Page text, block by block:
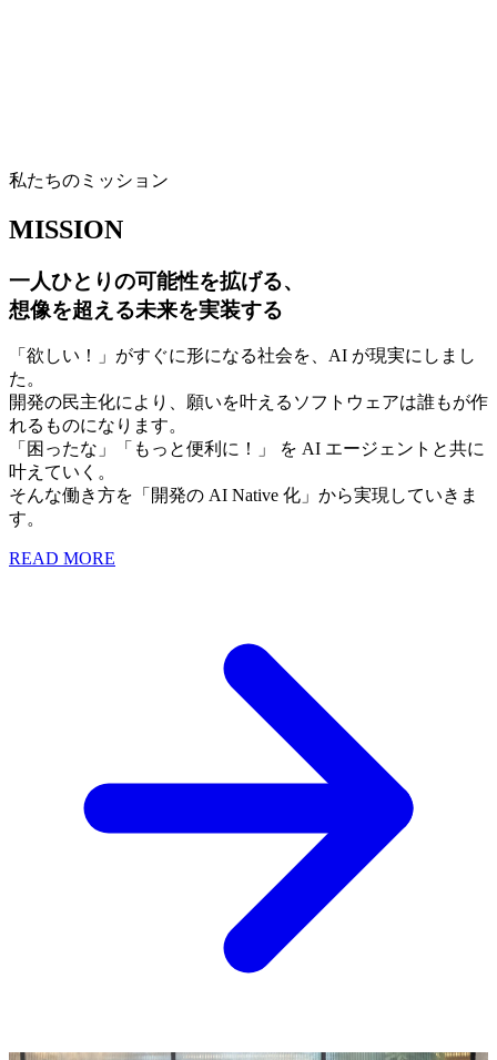
私たちのミッション
MISSION
一人ひとりの可能性を拡げる、
想像を超える未来を実装する
「欲しい！」がすぐに形になる社会を、AI が現実にしまし
た。
開発の民主化により、願いを叶えるソフトウェアは誰もが作
れるものになります。
「困ったな」「もっと便利に！」 を AI エージェントと共に
叶えていく。
そんな働き方を「開発の AI Native 化」から実現していきま
す。
READ MORE